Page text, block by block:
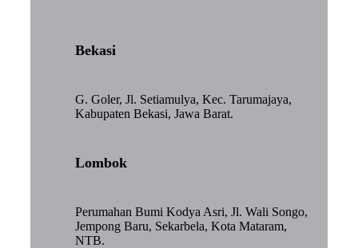
Bekasi
G. Goler, Jl. Setiamulya, Kec. Tarumajaya,
Kabupaten Bekasi, Jawa Barat.
Lombok
Perumahan Bumi Kodya Asri, Jl. Wali Songo,
Jempong Baru, Sekarbela, Kota Mataram,
NTB.